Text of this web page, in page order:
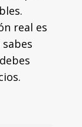
real es